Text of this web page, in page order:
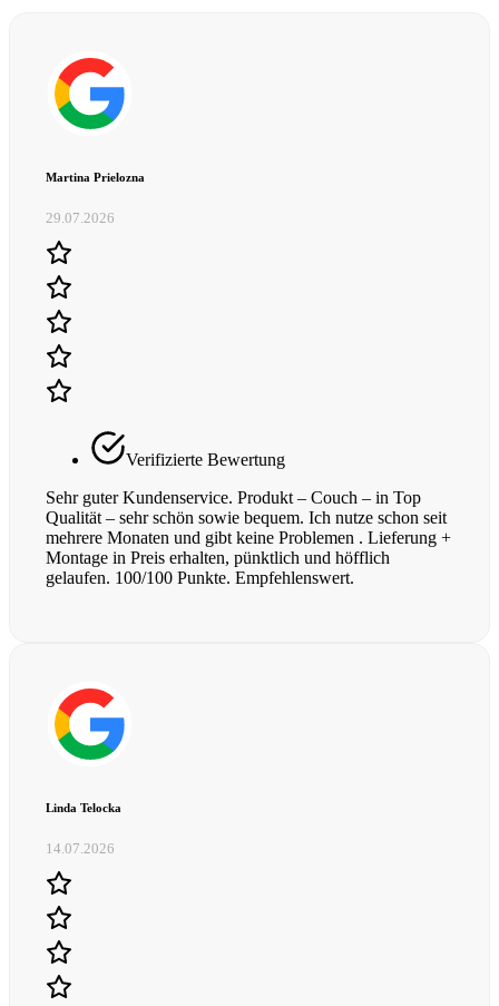
Martina Prielozna
29.07.2026
Verifizierte Bewertung
Sehr guter Kundenservice. Produkt – Couch – in Top
Qualität – sehr schön sowie bequem. Ich nutze schon seit
mehrere Monaten und gibt keine Problemen . Lieferung +
Montage in Preis erhalten, pünktlich und höfflich
gelaufen. 100/100 Punkte. Empfehlenswert.
Linda Telocka
14.07.2026